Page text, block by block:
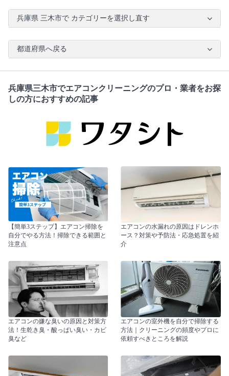
兵庫県 三木市で カテゴリーを選択し直す
都道府県へ戻る
兵庫県三木市でエアコンクリーニングのプロ・業者をお探
しの方におすすめの記事
【簡単3ステップ】エアコン掃除を
自分でやる方法！掃除できる範囲と
注意点
エアコンの水漏れの原因はドレンホ
ース？対策や予防法・応急処置を紹
介
エアコンの嫌な臭いの原因と対策方
法！生乾き臭・酸っぱい臭い・カビ
臭など
エアコンの室外機を自分で掃除する
方法｜クリーニングの頻度やプロに
依頼すべきところを解説